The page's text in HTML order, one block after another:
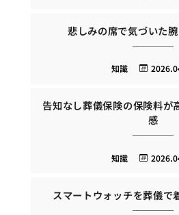
悲しみの席で気づいた
知識
告知なし葬儀保険の保険料が
感
知識
スマートウォッチを葬儀で